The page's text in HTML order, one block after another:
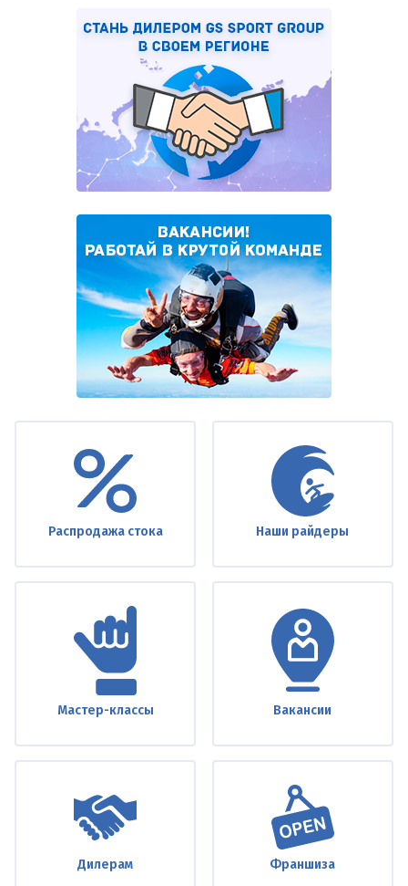
Распродажа стока Наши райдеры
Мастер-классы Вакансии
Дилерам Франшиза